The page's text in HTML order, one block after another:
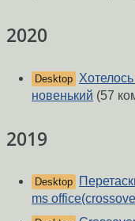
2020
Desktop
новенький (57
2019
Desktop
ms